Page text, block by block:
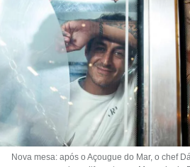
Nova mesa: após o Açougue do Mar, o chef